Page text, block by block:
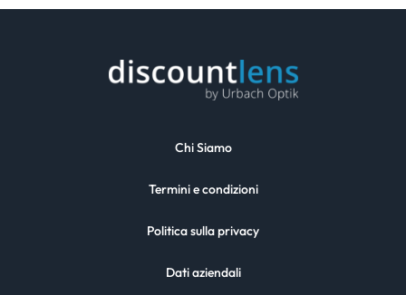
Chi Siamo
Termini e condizioni
Politica sulla privacy
Dati aziendali